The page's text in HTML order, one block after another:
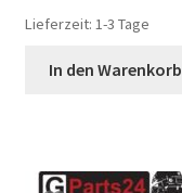
Lieferzeit: 1-3 Tage
In den Warenkorb